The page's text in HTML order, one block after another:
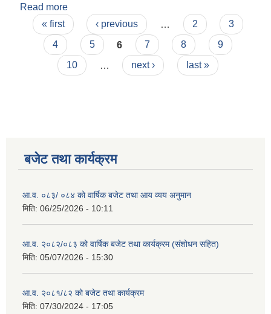
Read more
Pages
« first ‹ previous 2
3
4
5 6 7 8
9
10
next › last »
बजेट तथा कार्यक्रम
आ.व. ०८३/ ०८४ को वार्षिक बजेट तथा आय व्यय अनुमान
मिति: 06/25/2026 - 10:11
आ.व. २०८२/०८३ को वार्षिक बजेट तथा कार्यक्रम (संशोधन सहित)
मिति: 05/07/2026 - 15:30
आ.व. २०८१/८२ को बजेट तथा कार्यक्रम
मिति: 07/30/2024 - 17:05